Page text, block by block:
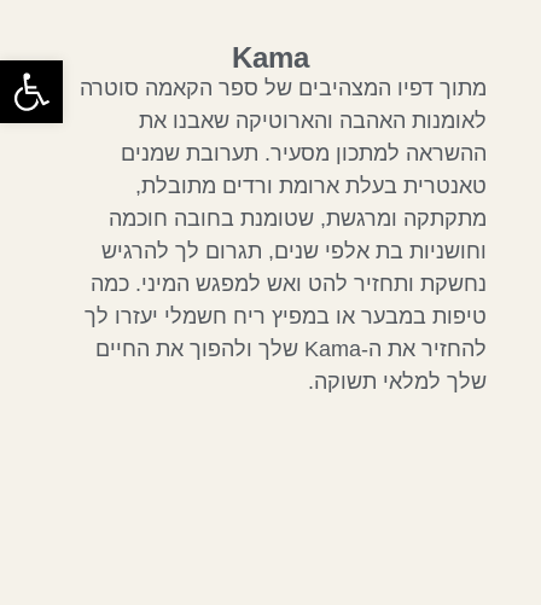
Kama
מתוך דפיו המצהיבים של ספר הקאמה סוטרה
לאומנות האהבה והארוטיקה שאבנו את
ההשראה למתכון מסעיר. תערובת שמנים
טאנטרית בעלת ארומת ורדים מתובלת,
מתקתקה ומרגשת, שטומנת בחובה חוכמה
וחושניות בת אלפי שנים, תגרום לך להרגיש
נחשקת ותחזיר להט ואש למפגש המיני. כמה
טיפות במבער או במפיץ ריח חשמלי יעזרו לך
להחזיר את ה-Kama שלך ולהפוך את החיים
שלך למלאי תשוקה.